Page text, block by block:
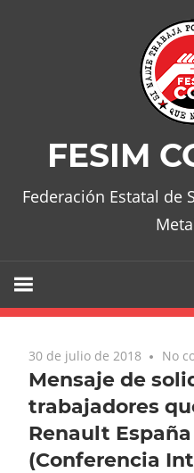
FESIM
Federación Estatal de
30 de julio de 2018 No
Mensaje de
trabajadores
Renault España
(Conferencia